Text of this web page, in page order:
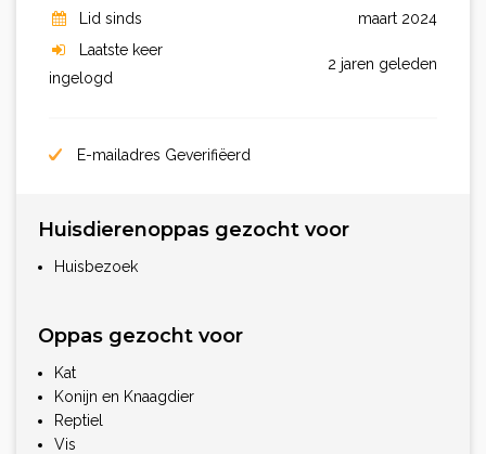
Lid sinds
maart 2024
Laatste keer
ingelogd
2 jaren geleden
E-mailadres Geverifiëerd
Huisdierenoppas gezocht voor
Huisbezoek
Oppas gezocht voor
Kat
Konijn en Knaagdier
Reptiel
Vis